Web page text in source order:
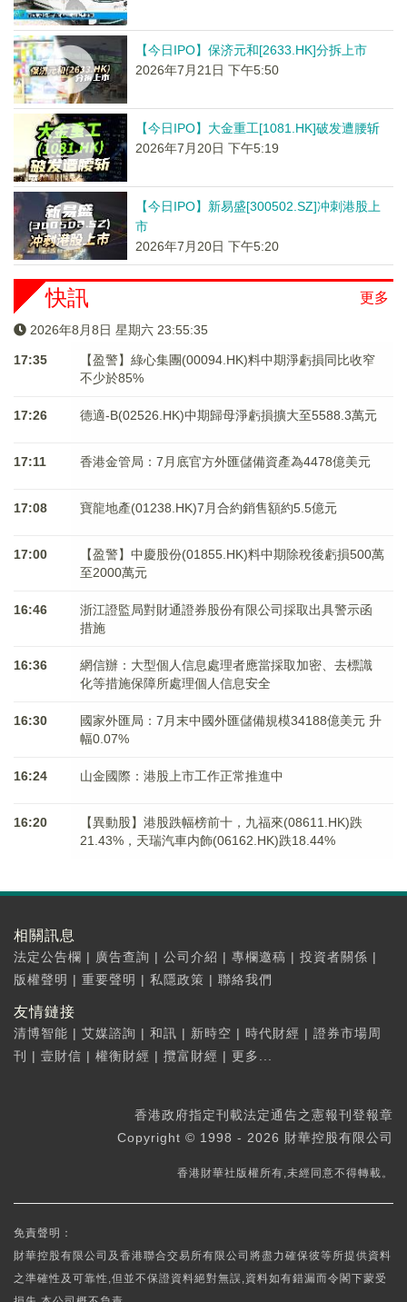
【今日IPO】保济元和[2633.HK]分拆上市
2026年7月21日 下午5:50
【今日IPO】大金重工[1081.HK]破发遭腰斩
2026年7月20日 下午5:19
【今日IPO】新易盛[300502.SZ]冲刺港股上
市
2026年7月20日 下午5:20
更多
快訊
2026年8月8日 星期六 23:55:35
17:35
【盈警】綠心集團(00094.HK)料中期淨虧損同比收窄
不少於85%
17:26 德適-B(02526.HK)中期歸母淨虧損擴大至5588.3萬元
17:11 香港金管局：7月底官方外匯儲備資產為4478億美元
17:08 寶龍地產(01238.HK)7月合約銷售額約5.5億元
17:00
【盈警】中慶股份(01855.HK)料中期除稅後虧損500萬
至2000萬元
16:46
浙江證監局對財通證券股份有限公司採取出具警示函
措施
16:36
網信辦：大型個人信息處理者應當採取加密、去標識
化等措施保障所處理個人信息安全
16:30
國家外匯局：7月末中國外匯儲備規模34188億美元 升
幅0.07%
16:24 山金國際：港股上市工作正常推進中
16:20
【異動股】港股跌幅榜前十，九福來(08611.HK)跌
21.43%，天瑞汽車内飾(06162.HK)跌18.44%
相關訊息
法定公告欄 | 廣告查詢 | 公司介紹 | 專欄邀稿 | 投資者關係 |
版權聲明 | 重要聲明 | 私隱政策 | 聯絡我們
友情鏈接
清博智能 | 艾媒諮詢 | 和訊 | 新時空 | 時代財經 | 證券市場周
刊
| 壹財信 | 權衡財經 | 攬富財經 | 更多...
香港政府指定刊載法定通告之憲報刊登報章
Copyright © 1998 - 2026 財華控股有限公司
香港財華社版權所有,未經同意不得轉載。
免責聲明：
財華控股有限公司及香港聯合交易所有限公司將盡力確保彼等所提供資料
之準確性及可靠性,但並不保證資料絕對無誤,資料如有錯漏而令閣下蒙受